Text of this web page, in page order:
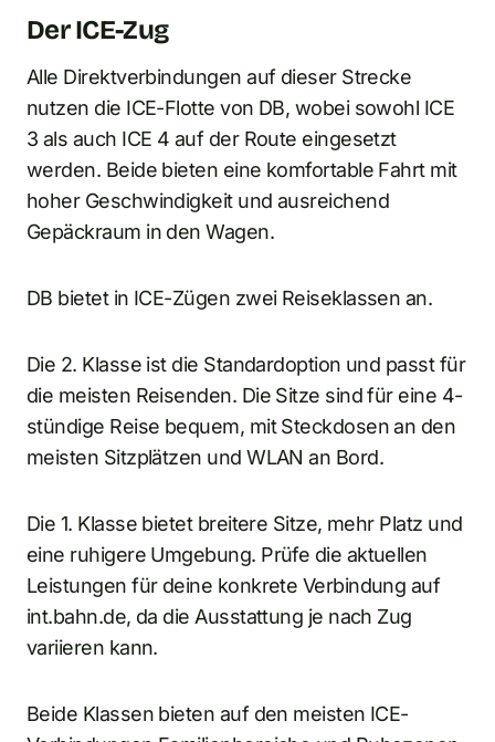
Der ICE-Zug
Alle Direktverbindungen auf dieser Strecke
nutzen die ICE-Flotte von DB, wobei sowohl ICE
3 als auch ICE 4 auf der Route eingesetzt
werden. Beide bieten eine komfortable Fahrt mit
hoher Geschwindigkeit und ausreichend
Gepäckraum in den Wagen.
DB bietet in ICE-Zügen zwei Reiseklassen an.
Die 2. Klasse ist die Standardoption und passt für
die meisten Reisenden. Die Sitze sind für eine 4-
stündige Reise bequem, mit Steckdosen an den
meisten Sitzplätzen und WLAN an Bord.
Die 1. Klasse bietet breitere Sitze, mehr Platz und
eine ruhigere Umgebung. Prüfe die aktuellen
Leistungen für deine konkrete Verbindung auf
int.bahn.de, da die Ausstattung je nach Zug
variieren kann.
Beide Klassen bieten auf den meisten ICE-